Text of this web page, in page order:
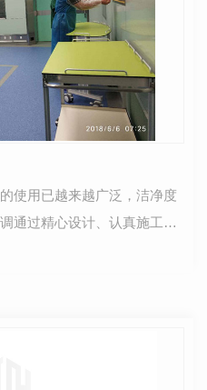
使用已越来越广泛，洁净度
通过精心设计、认真施工，
系统设计施工完成后因…